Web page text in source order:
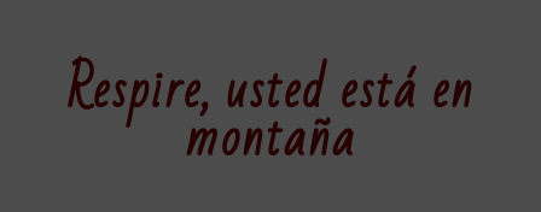
Respire, usted está en
montaña